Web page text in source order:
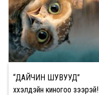
“ДАЙЧИН ШУВУУД”
хүүхэлдэйн киногоо үзээрэй!